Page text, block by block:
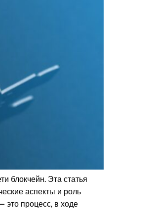
блокчейн. Эта статья
аспекты и роль
это процесс, в ходе